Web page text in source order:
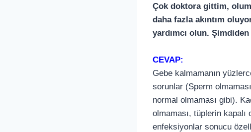
Çok doktora gittim,
daha fazla akıntım
yardımcı olun.
CEVAP:
Gebe kalmamanın
sorunlar (Sperm
normal olmaması gibi).
olmaması, tüplerin
enfeksiyonlar sonucu